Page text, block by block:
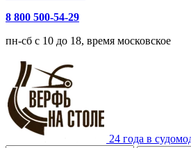
8 800 500-54-29
пн-сб с 10 до 18, время московское
24 года в